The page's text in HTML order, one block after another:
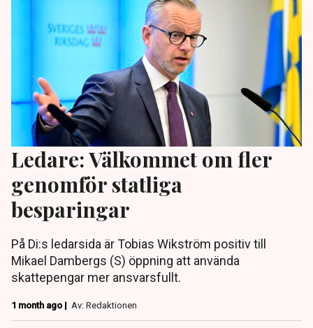
Ledare: Välkommet om fler
genomför statliga
besparingar
På Di:s ledarsida är Tobias Wikström positiv till
Mikael Dambergs (S) öppning att använda
skattepengar mer ansvarsfullt.
1 month ago | Av: Redaktionen